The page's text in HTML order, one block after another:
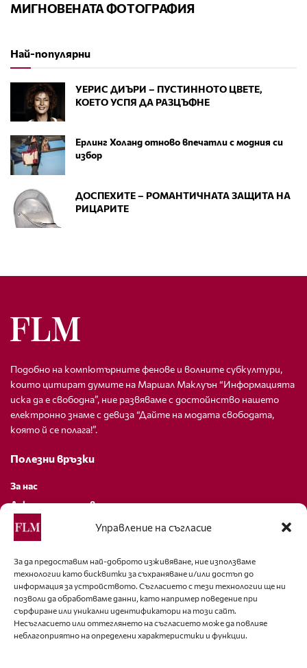
Управление на съгласие
За да предоставим най-доброто изживяване, ние използваме
технологии като бисквитки за съхраняване и/или достъп до
информация за устройството. Съгласието с тези технологии ще ни
позволи да обработваме данни, като например поведение при
сърфиране или уникални идентификатори на този сайт.
Несъгласието или оттеглянето на съгласието може да повлияе
неблагоприятно на определени характеристики и функции.
МИГНОВЕНАТА ФОТОГРАФИЯ
Най-популярни
УЕРИС ДИЪРИ – ПУСТИННОТО ЦВЕТЕ,
КОЕТО УСПЯ ДА РАЗЦЪФНЕ
Ерлинг Холанд отново впечатли с модния си
избор
ДОСПЕХИТЕ – РОМАНТИЧНАТА ЗАЩИТА НА
РИЦАРИТЕ
Подобно на компютърните фенове и волните субкултури,
които цитират думите на Маршал Маклуън “Информацията
иска да е свободна”, ние развяваме с достойнство нашето
електронно знаме с девиза “Дайте на модата свободата,
която й се полага!”.
Полезни връзки
За нас
Декларация за поверителност
Политика за бисквитки
За контакти
editor@fashion-lifestyle.net
+359 88 227 33 47
Последвайте ни